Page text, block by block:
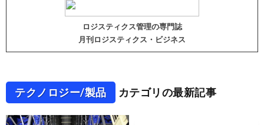
ロジスティクス管理の専門誌
月刊ロジスティクス・ビジネス
テクノロジー/製品 カテゴリの最新記事